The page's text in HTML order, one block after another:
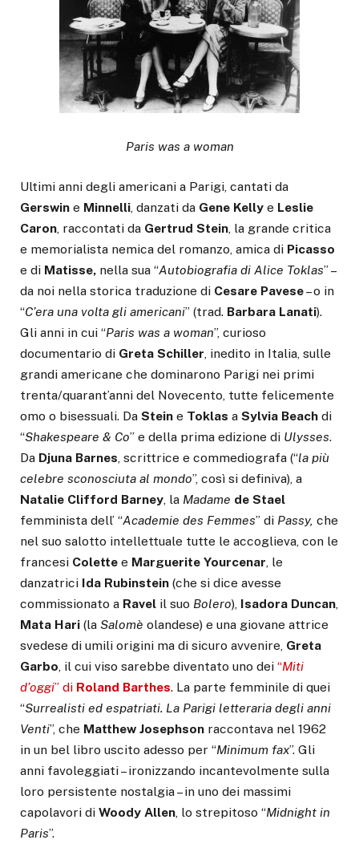
Paris was a woman
Ultimi anni degli americani a Parigi, cantati da
Gerswin e Minnelli, danzati da Gene Kelly e Leslie
Caron, raccontati da Gertrud Stein, la grande critica
e memorialista nemica del romanzo, amica di Picasso
e di Matisse, nella sua “Autobiografia di Alice Toklas” –
da noi nella storica traduzione di Cesare Pavese– o in
“C’era una volta gli americani” (trad. Barbara Lanati).
Gli anni in cui “Paris was a woman”, curioso
documentario di Greta Schiller, inedito in Italia, sulle
grandi americane che dominarono Parigi nei primi
trenta/quarant’anni del Novecento, tutte felicemente
omo o bisessuali. Da Stein e Toklas a Sylvia Beach di
“Shakespeare & Co” e della prima edizione di Ulysses.
Da Djuna Barnes, scrittrice e commediografa (“la più
celebre sconosciuta al mondo”, così si definiva), a
Natalie Clifford Barney, la Madame de Stael
femminista dell’ “Academie des Femmes” di Passy, che
nel suo salotto intellettuale tutte le accoglieva, con le
francesi Colette e Marguerite Yourcenar, le
danzatrici Ida Rubinstein (che si dice avesse
commissionato a Ravel il suo Bolero), Isadora Duncan,
Mata Hari (la Salomè olandese) e una giovane attrice
svedese di umili origini ma di sicuro avvenire, Greta
Garbo, il cui viso sarebbe diventato uno dei “Miti
d’oggi” di Roland Barthes. La parte femminile di quei
“Surrealisti ed espatriati. La Parigi letteraria degli anni
Venti”, che Matthew Josephson raccontava nel 1962
in un bel libro uscito adesso per “Minimum fax”. Gli
anni favoleggiati – ironizzando incantevolmente sulla
loro persistente nostalgia – in uno dei massimi
capolavori di Woody Allen, lo strepitoso “Midnight in
Paris”.